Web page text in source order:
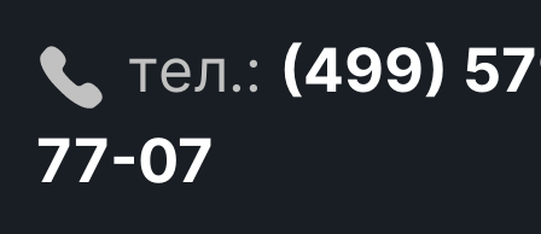
тел.: (499)
77-07